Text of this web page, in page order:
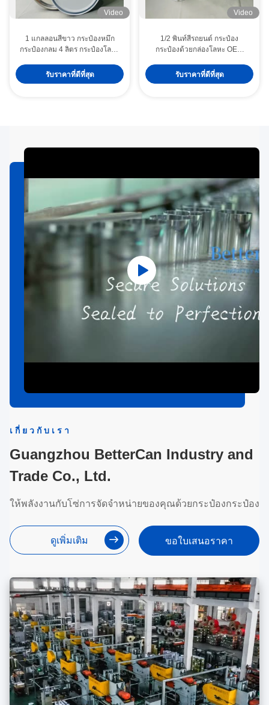
Video
1 แกลลอนสีขาว กระป๋องหมึก
กระป๋องกลม 4 ลิตร กระป๋องโลหะ
รับราคาที่ดีที่สุด
Video
1/2 พินท์สีรถยนต์ กระป๋อง
กระป๋องด้วยกล่องโลหะ OEM
รับราคาที่ดีที่สุด
เกี่ยวกับเรา
Guangzhou BetterCan Industry and
Trade Co., Ltd.
ให้พลังงานกับโซ่การจัดจําหน่ายของคุณด้วยกระป๋องกระป๋อง
ดูเพิ่มเติม ขอใบเสนอราคา